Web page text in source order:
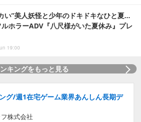
い”美人妖怪と少年のドキドキなひと夏…
ホラーADV『八尺様がいた夏休み』プレ
19:00
キングをもっと見る
グ/週1在宅ゲーム業界あんしん長期デ
株式会社